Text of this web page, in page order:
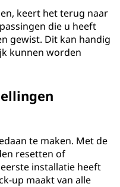
keert het terug naar
die u heeft
gewist. Dit kan handig
kunnen worden
te maken. Met de
resetten of
installatie heeft
up maakt van alle